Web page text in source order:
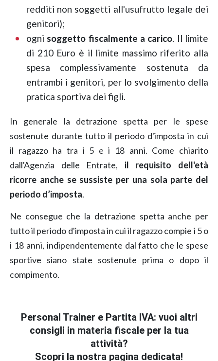
redditi non soggetti all'usufrutto legale dei
genitori);
ogni soggetto fiscalmente a carico. Il limite
di 210 Euro è il limite massimo riferito alla
spesa complessivamente sostenuta da
entrambi i genitori, per lo svolgimento della
pratica sportiva dei figli.
In generale la detrazione spetta per le spese
sostenute durante tutto il periodo d'imposta in cui
il ragazzo ha tra i 5 e i 18 anni. Come chiarito
dall'Agenzia delle Entrate, il requisito dell'età
ricorre anche se sussiste per una sola parte del
periodo d’imposta.
Ne consegue che la detrazione spetta anche per
tutto il periodo d'imposta in cui il ragazzo compie i 5 o
i 18 anni, indipendentemente dal fatto che le spese
sportive siano state sostenute prima o dopo il
compimento.
Personal Trainer e Partita IVA: vuoi altri
consigli in materia fiscale per la tua
attività?
Scopri la nostra pagina dedicata!